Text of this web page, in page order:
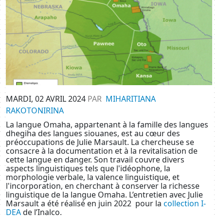
MARDI, 02 AVRIL 2024 PAR MIHARITIANA
RAKOTONIRINA
La langue Omaha, appartenant à la famille des langues
dhegiha des langues siouanes, est au cœur des
préoccupations de Julie Marsault. La chercheuse se
consacre à la documentation et à la revitalisation de
cette langue en danger. Son travail couvre divers
aspects linguistiques tels que l'idéophone, la
morphologie verbale, la valence linguistique, et
l'incorporation, en cherchant à conserver la richesse
linguistique de la langue Omaha. L’entretien avec Julie
Marsault a été réalisé en juin 2022 pour la collection I-
DEAde l’Inalco.